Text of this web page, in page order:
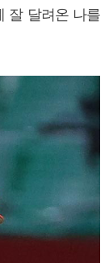
잘 달려온 나를